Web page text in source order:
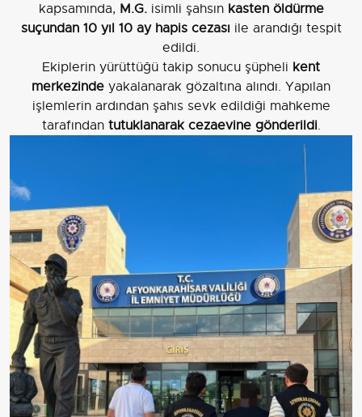
kapsamında, M.G.isimli şahsın kasten öldürme
suçundan 10 yıl 10 ay hapis cezası ile arandığı tespit
edildi.
Ekiplerin yürüttüğü takip sonucu şüpheli kent
merkezinde yakalanarak gözaltına alındı. Yapılan
işlemlerin ardından şahıs sevk edildiği mahkeme
tarafından tutuklanarak cezaevine gönderildi.